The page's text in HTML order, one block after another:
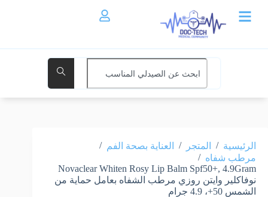
الرئيسية / المتجر / العناية بصحة الفم /
مرطب شفاه /
Novaclear Whiten Rosy Lip Balm Spf50+, 4.9Gram
نوفاكلير وايتن روزي مرطب الشفاه بعامل حماية من
الشمس 50+، 4.9 جرام